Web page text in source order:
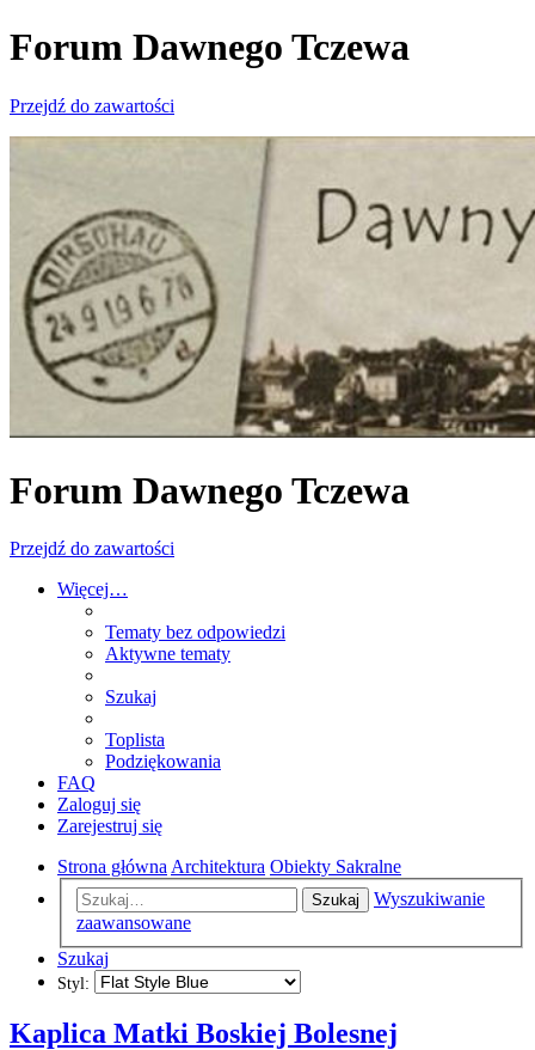
Forum Dawnego Tczewa
Przejdź do zawartości
Forum Dawnego Tczewa
Przejdź do zawartości
Więcej…
Tematy bez odpowiedzi
Aktywne tematy
Szukaj
Toplista
Podziękowania
FAQ
Zaloguj się
Zarejestruj się
Strona główna Architektura Obiekty Sakralne
Szukaj
Wyszukiwanie
zaawansowane
Szukaj
Styl:
Kaplica Matki Boskiej Bolesnej